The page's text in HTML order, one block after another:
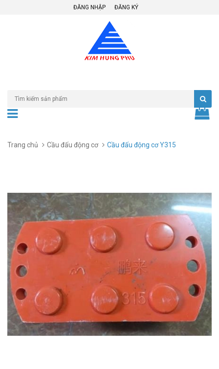
ĐĂNG NHẬP ĐĂNG KÝ
Trang chủ Cầu đấu động cơ Cầu đấu động cơ Y315